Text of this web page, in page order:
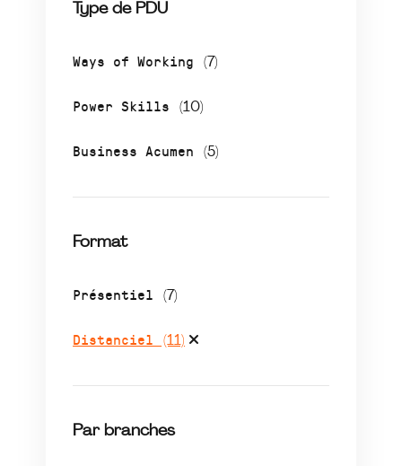
Type de PDU
Ways of Working (7)
Power Skills (10)
Business Acumen (5)
Format
Présentiel (7)
Distanciel (11)
Par branches